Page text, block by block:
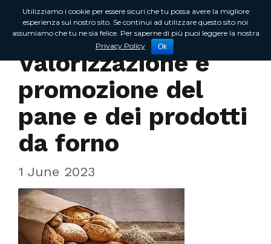
In Regione
Valorizzazione e
promozione del
pane e dei prodotti
da forno
1 June 2023
Utilizziamo i cookie per essere sicuri che tu possa avere la migliore
esperienza sul nostro sito. Se continui ad utilizzare questo sito noi
assumiamo che tu ne sia felice. Per saperne di più puoi leggere la nostra
Privacy Policy
Ok